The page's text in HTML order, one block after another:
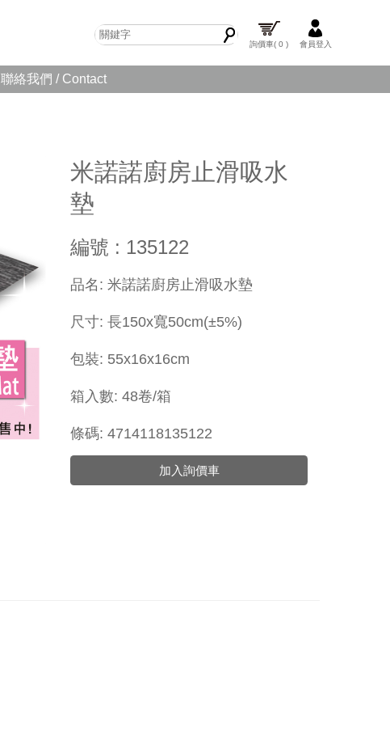
詢價車( 0 ) 會員登入
聯絡我們 / Contact
米諾諾廚房止滑吸水
墊
編號 : 135122
​品名: 米諾諾廚房止滑吸水墊
尺寸: 長150x寬50cm(±5%)
包裝: 55x16x16cm
箱入數: 48卷/箱
條碼: 4714118135122
加入詢價車